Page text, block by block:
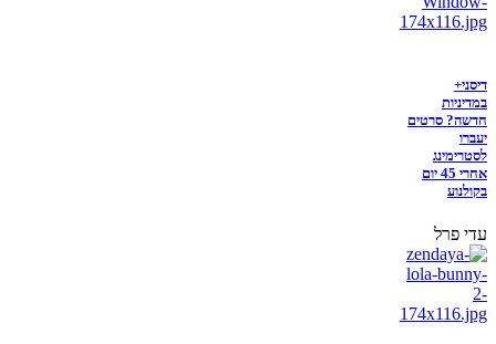
דיסני+
במדיניות
חדשה? סרטים
יעברו
לסטרימינג
אחרי 45 יום
בקולנוע
עדי פרל